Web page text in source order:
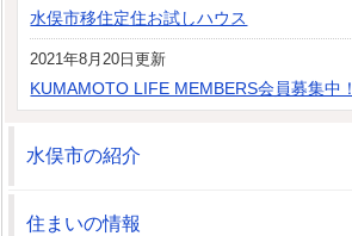
水俣市移住定住お試しハウス
2021年8月20日更新
KUMAMOTO LIFE MEMBERS会員募集中！
水俣市の紹介
住まいの情報